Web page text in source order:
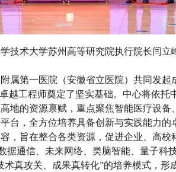
技术大学苏州高等研究院执行院长闫
属第一医院（安徽省立医院）共同发
越工程师奠定了坚实基础。中心将依
地的资源禀赋，重点聚焦智能医疗设
台，全方位培养具备创新与实践能力的
，旨在整合各类资源，促进企业、高
通信、未来网络、类脑智能、量子
真攻关、成果真转化”的培养模式，